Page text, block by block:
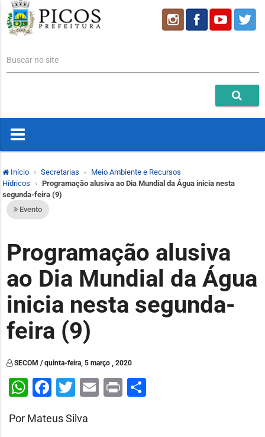
Buscar no site
Início Secretarias
Meio Ambiente e Recursos
Hídricos
Programação alusiva ao Dia Mundial da Água inicia nesta
segunda-feira (9)
Evento
Programação alusiva
ao Dia Mundial da Água
inicia nesta segunda-
feira (9)
SECOM / quinta-feira, 5 março , 2020
WhatsApp
Facebook
Twitter
Email
PrintShare
Por Mateus Silva